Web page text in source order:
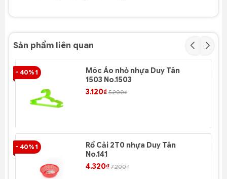
Sản phẩm liên quan
- 40% 1
Móc Áo nhỏ nhựa Duy Tân
1503 No.1503
3.120₫ 5.200₫
- 40% 1
Rổ Cải 2T0 nhựa Duy Tân
No.141
4.320₫ 7.200₫